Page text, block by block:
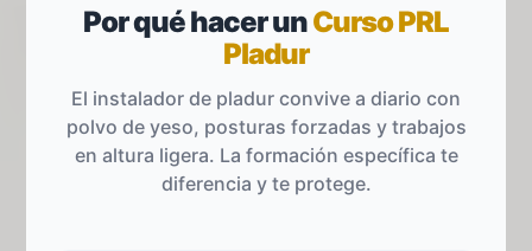
Por qué hacer unCurso PRL
Pladur
El instalador de pladur convive a diario con
polvo de yeso, posturas forzadas y trabajos
en altura ligera. La formación específica te
diferencia y te protege.